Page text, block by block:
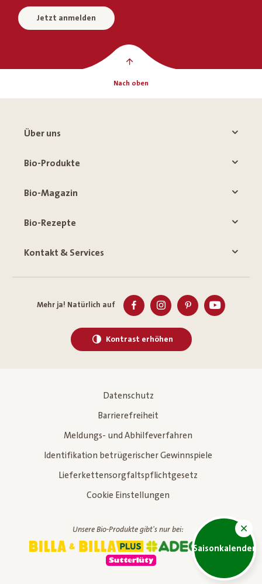
Saisonkalender
Jetzt anmelden
Nach oben
Über uns
Bio-Produkte
Bio-Magazin
Bio-Rezepte
Kontakt & Services
Mehr ja! Natürlich auf
Kontrast erhöhen
Datenschutz
Barrierefreiheit
Meldungs- und Abhilfeverfahren
Identifikation betrügerischer Gewinnspiele
Lieferkettensorgfaltspflichtgesetz
Cookie Einstellungen
Unsere Bio-Produkte gibt's nur bei: